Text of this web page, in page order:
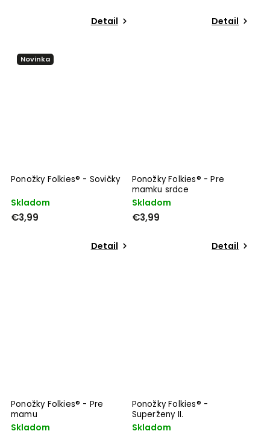
Detail Detail
Novinka
Ponožky Folkies® - Sovičky
Skladom
€3,99
Detail
Ponožky Folkies® - Pre
mamku srdce
Skladom
€3,99
Detail
Ponožky Folkies® - Pre
mamu
Skladom
Ponožky Folkies® -
Superženy II.
Skladom